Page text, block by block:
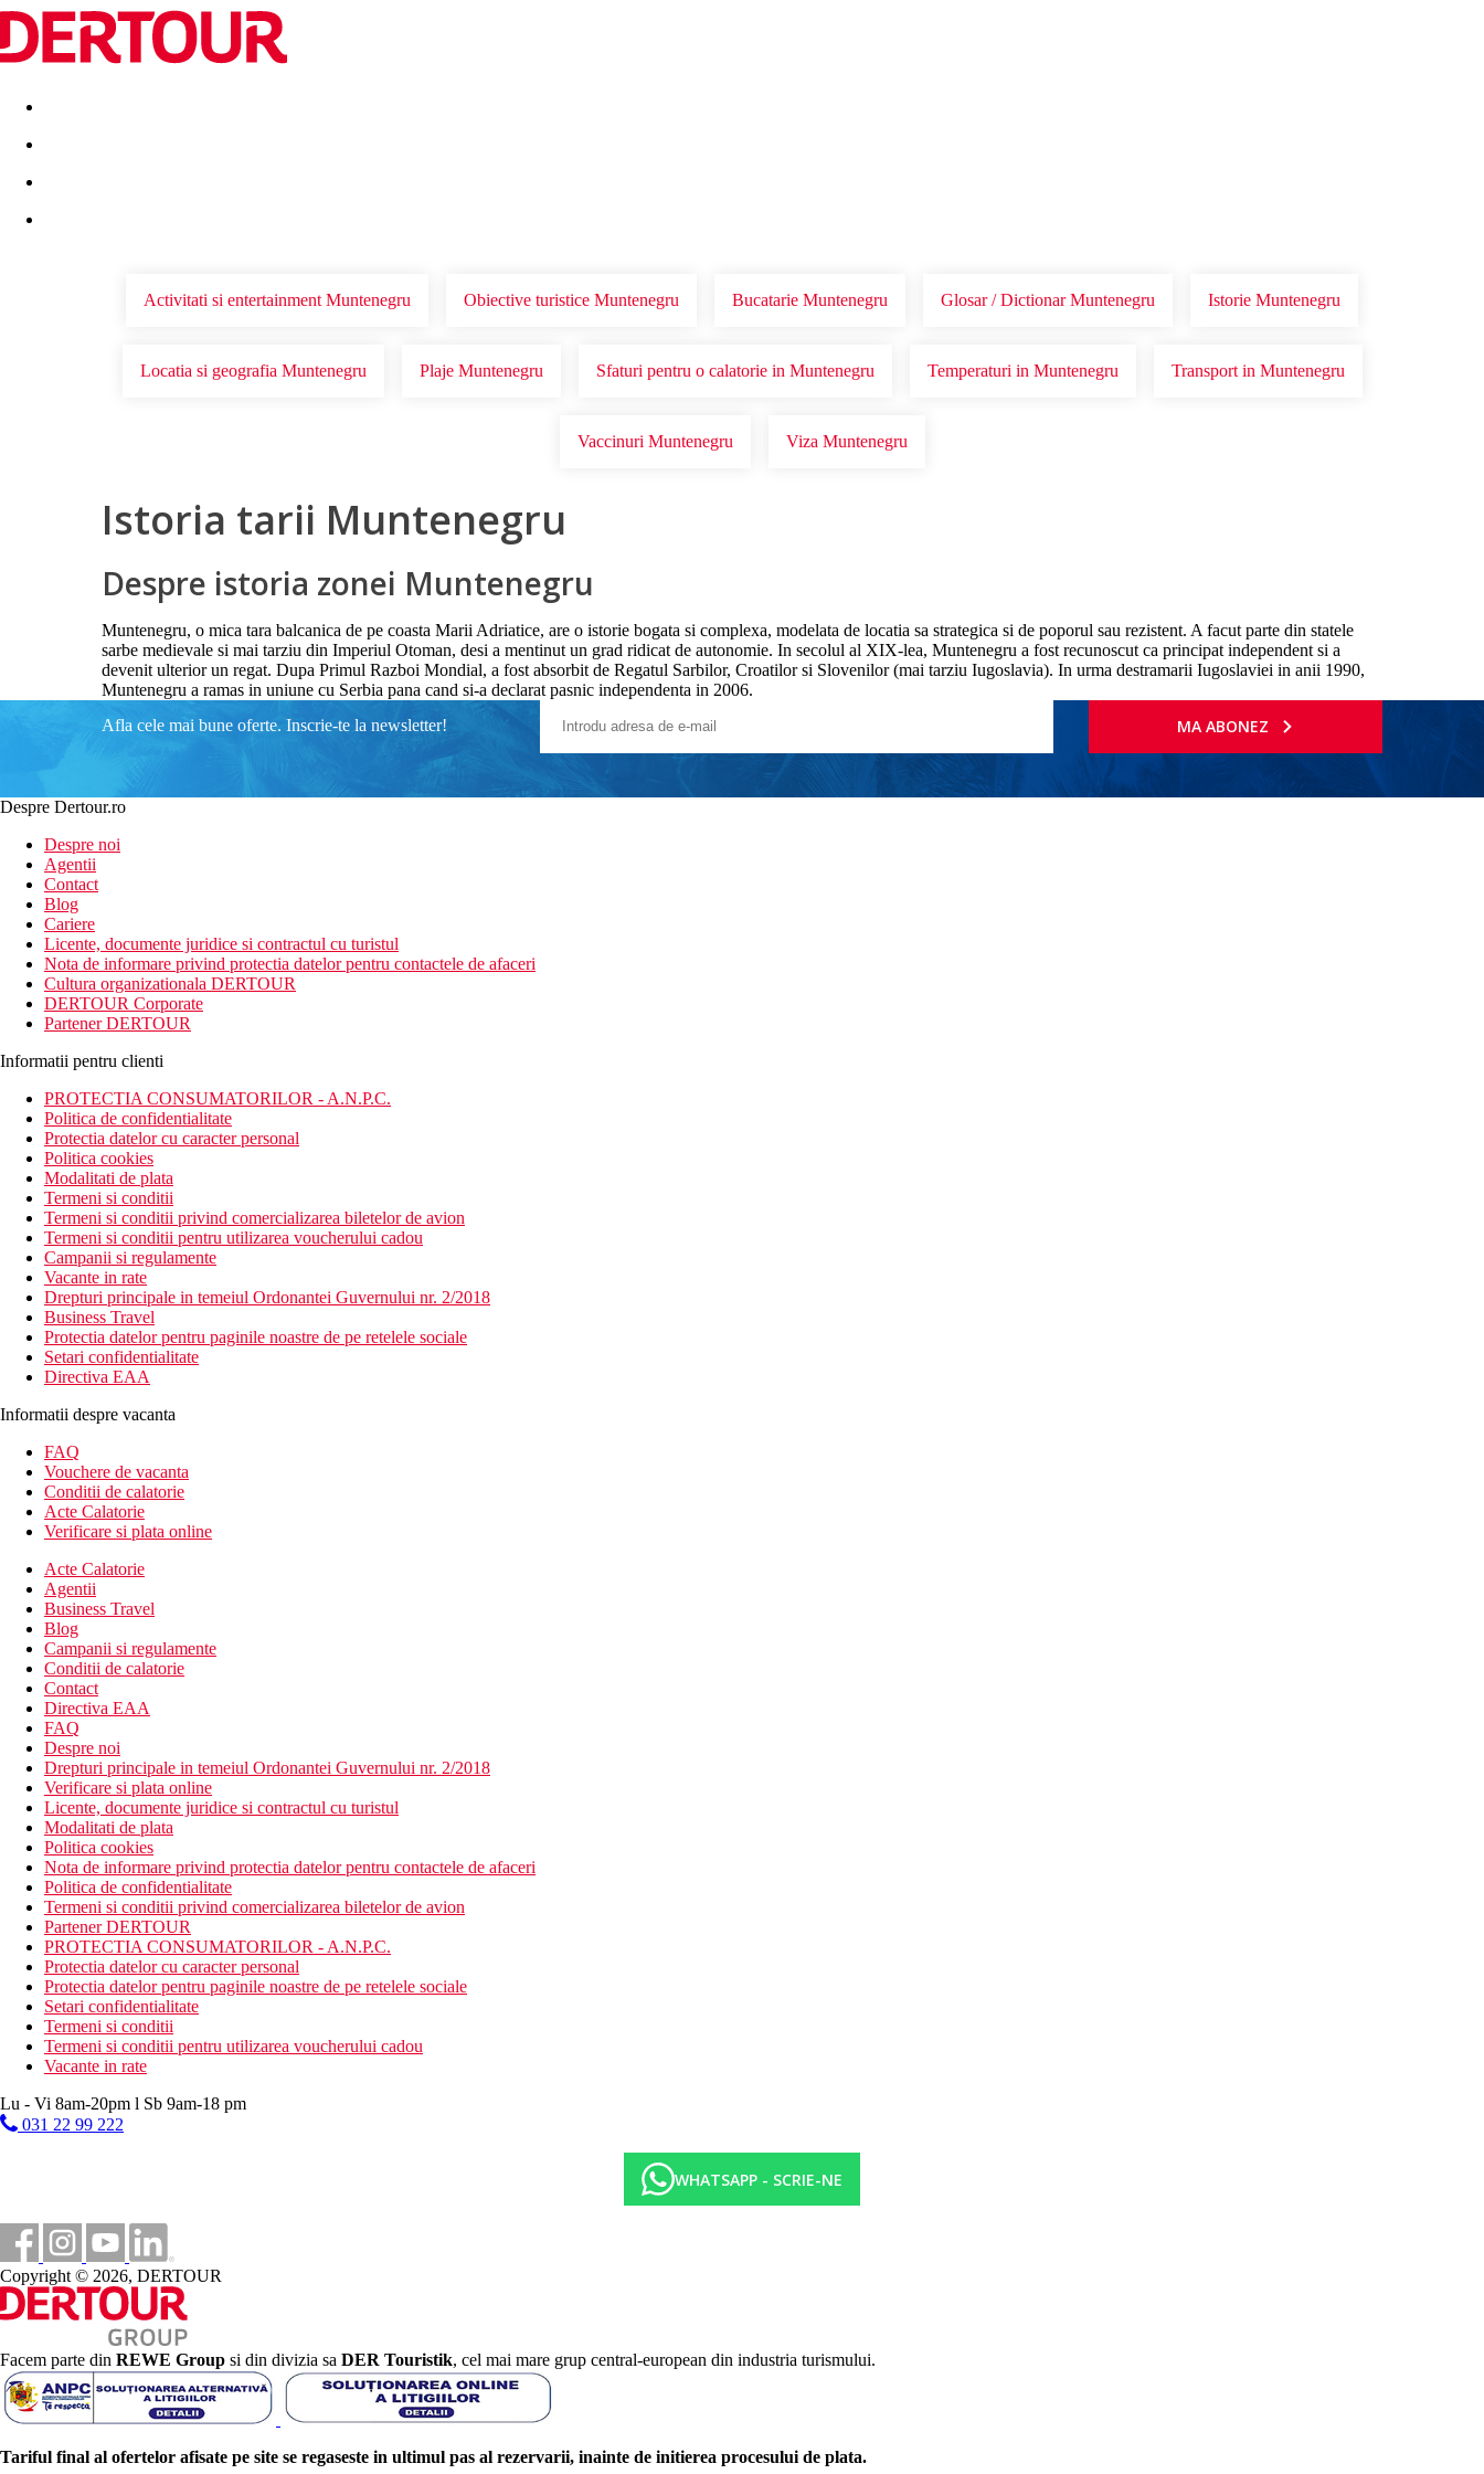
Destinatii Vacanta perfecta OFERTE DE NERATAT
Activitati si entertainment Muntenegru Obiective turistice Muntenegru Bucatarie Muntenegru Glosar / Dictionar Muntenegru Istorie Muntenegru
Locatia si geografia Muntenegru Plaje Muntenegru Sfaturi pentru o calatorie in Muntenegru Temperaturi in Muntenegru Transport in Muntenegru
Vaccinuri Muntenegru Viza Muntenegru
Istoria tarii Muntenegru
Despre istoria zonei Muntenegru
Muntenegru, o mica tara balcanica de pe coasta Marii Adriatice, are o istorie bogata si complexa, modelata de locatia sa strategica si de poporul sau rezistent. A facut parte din statele
sarbe medievale si mai tarziu din Imperiul Otoman, desi a mentinut un grad ridicat de autonomie. In secolul al XIX-lea, Muntenegru a fost recunoscut ca principat independent si a
devenit ulterior un regat. Dupa Primul Razboi Mondial, a fost absorbit de Regatul Sarbilor, Croatilor si Slovenilor (mai tarziu Iugoslavia). In urma destramarii Iugoslaviei in anii 1990,
Muntenegru a ramas in uniune cu Serbia pana cand si-a declarat pasnic independenta in 2006.
Afla cele mai bune oferte. Inscrie-te la newsletter!
MA ABONEZ
Despre Dertour.ro
Despre noi
Agentii
Contact
Blog
Cariere
Licente, documente juridice si contractul cu turistul
Nota de informare privind protectia datelor pentru contactele de afaceri
Cultura organizationala DERTOUR
DERTOUR Corporate
Partener DERTOUR
Informatii pentru clienti
PROTECTIA CONSUMATORILOR - A.N.P.C.
Politica de confidentialitate
Protectia datelor cu caracter personal
Politica cookies
Modalitati de plata
Termeni si conditii
Termeni si conditii privind comercializarea biletelor de avion
Termeni si conditii pentru utilizarea voucherului cadou
Campanii si regulamente
Vacante in rate
Drepturi principale in temeiul Ordonantei Guvernului nr. 2/2018
Business Travel
Protectia datelor pentru paginile noastre de pe retelele sociale
Setari confidentialitate
Directiva EAA
Informatii despre vacanta
FAQ
Vouchere de vacanta
Conditii de calatorie
Acte Calatorie
Verificare si plata online
Acte Calatorie
Agentii
Business Travel
Blog
Campanii si regulamente
Conditii de calatorie
Contact
Directiva EAA
FAQ
Despre noi
Drepturi principale in temeiul Ordonantei Guvernului nr. 2/2018
Verificare si plata online
Licente, documente juridice si contractul cu turistul
Modalitati de plata
Politica cookies
Nota de informare privind protectia datelor pentru contactele de afaceri
Politica de confidentialitate
Termeni si conditii privind comercializarea biletelor de avion
Partener DERTOUR
PROTECTIA CONSUMATORILOR - A.N.P.C.
Protectia datelor cu caracter personal
Protectia datelor pentru paginile noastre de pe retelele sociale
Setari confidentialitate
Termeni si conditii
Termeni si conditii pentru utilizarea voucherului cadou
Vacante in rate
Lu - Vi 8am-20pm l Sb 9am-18 pm
031 22 99 222
WHATSAPP - SCRIE-NE
Copyright © 2026, DERTOUR
Facem parte din REWE Group si din divizia sa DER Touristik, cel mai mare grup central-european din industria turismului.
Tariful final al ofertelor afisate pe site se regaseste in ultimul pas al rezervarii, inainte de initierea procesului de plata.